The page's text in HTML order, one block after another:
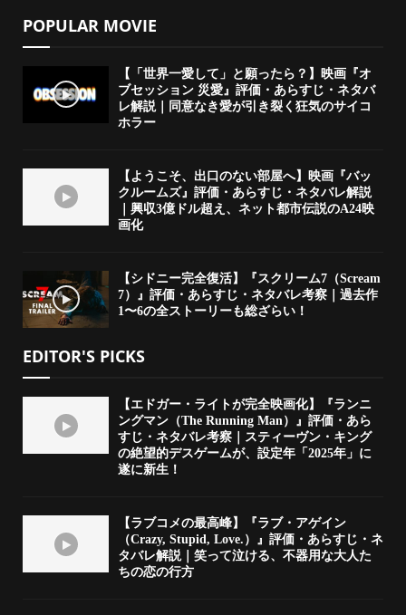
POPULAR MOVIE
【「世界一愛して」と願ったら？】映画『オ
ブセッション 災愛』評価・あらすじ・ネタバ
レ解説｜同意なき愛が引き裂く狂気のサイコ
ホラー
【ようこそ、出口のない部屋へ】映画『バッ
クルームズ』評価・あらすじ・ネタバレ解説
｜興収3億ドル超え、ネット都市伝説のA24映
画化
【シドニー完全復活】『スクリーム7（Scream
7）』評価・あらすじ・ネタバレ考察｜過去作
1〜6の全ストーリーも総ざらい！
EDITOR'S PICKS
【エドガー・ライトが完全映画化】『ランニ
ングマン（The Running Man）』評価・あら
すじ・ネタバレ考察｜スティーヴン・キング
の絶望的デスゲームが、設定年「2025年」に
遂に新生！
【ラブコメの最高峰】『ラブ・アゲイン
（Crazy, Stupid, Love.）』評価・あらすじ・ネ
タバレ解説｜笑って泣ける、不器用な大人た
ちの恋の行方